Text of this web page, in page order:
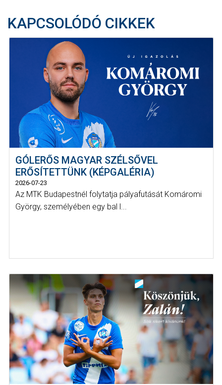
KAPCSOLÓDÓ CIKKEK
GÓLERŐS MAGYAR SZÉLSŐVEL
ERŐSÍTETTÜNK (KÉPGALÉRIA)
2026-07-23
Az MTK Budapestnél folytatja pályafutását Komáromi
György, személyében egy bal l...